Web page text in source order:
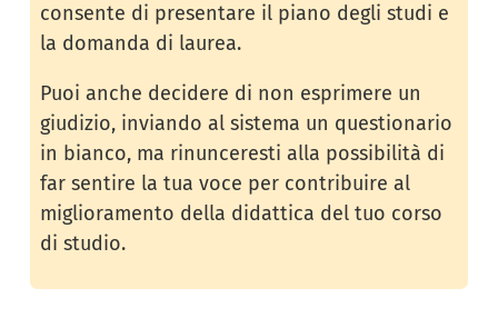
consente di presentare il piano degli studi e
la domanda di laurea.
Puoi anche decidere di non esprimere un
giudizio, inviando al sistema un questionario
in bianco, ma rinunceresti alla possibilità di
far sentire la tua voce per contribuire al
miglioramento della didattica del tuo corso
di studio.